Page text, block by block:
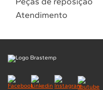
Atendimento